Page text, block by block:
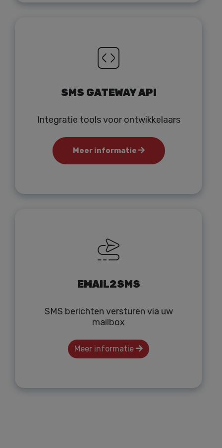
SMS GATEWAY API
Integratie tools voor ontwikkelaars
Meer informatie
EMAIL2SMS
SMS berichten versturen via uw
mailbox
Meer informatie